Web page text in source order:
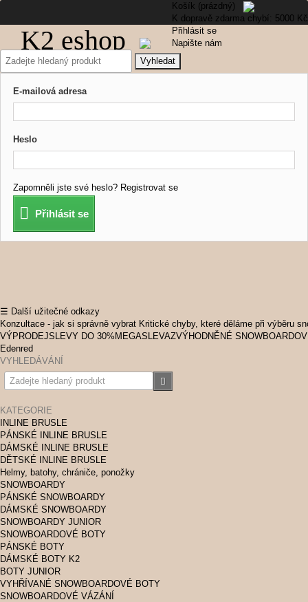
K2 eshop
Košík (prázdný)
K dopravě zdarma chybí: 5000 Kč
Přihlásit se
Napište nám
Vyhledat
E-mailová adresa
Heslo
Zapomněli jste své heslo? Registrovat se
Přihlásit se
☰ Další užitečné odkazy
Konzultace - jak si správně vybrat Kritické chyby, které děláme při výběru
VÝPRODEJSLEVY DO 30% MEGASLEVAZVÝHODNĚNÉ
Edenred
VYHLEDÁVÁNÍ
KATEGORIE
INLINE BRUSLE
PÁNSKÉ INLINE BRUSLE
DÁMSKÉ INLINE BRUSLE
DĚTSKÉ INLINE BRUSLE
Helmy, batohy, chrániče, ponožky
SNOWBOARDY
PÁNSKÉ SNOWBOARDY
DÁMSKÉ SNOWBOARDY
SNOWBOARDY JUNIOR
SNOWBOARDOVÉ BOTY
PÁNSKÉ BOTY
DÁMSKÉ BOTY K2
BOTY JUNIOR
VYHŘÍVANÉ SNOWBOARDOVÉ BOTY
SNOWBOARDOVÉ VÁZÁNÍ